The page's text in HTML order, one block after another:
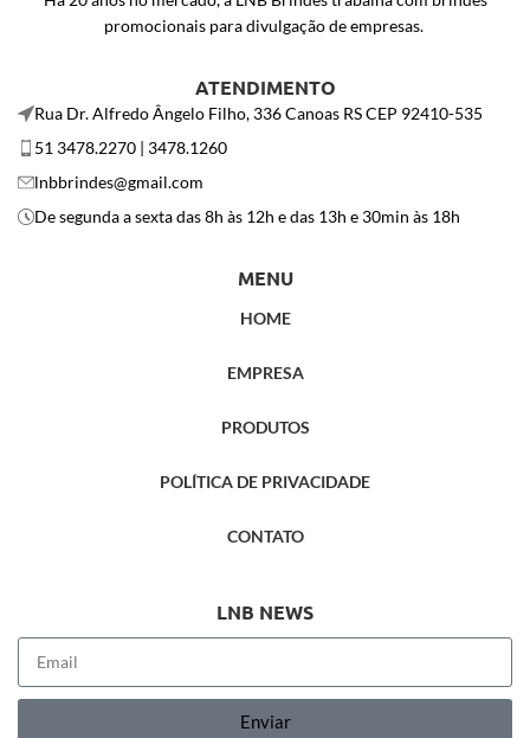
promocionais para divulgação de empresas.
ATENDIMENTO
Rua Dr. Alfredo Ângelo Filho, 336 Canoas RS CEP 92410-535
51 3478.2270 | 3478.1260
lnbbrindes@gmail.com
De segunda a sexta das 8h às 12h e das 13h e 30min às 18h
MENU
HOME
EMPRESA
PRODUTOS
POLÍTICA DE PRIVACIDADE
CONTATO
LNB NEWS
Enviar